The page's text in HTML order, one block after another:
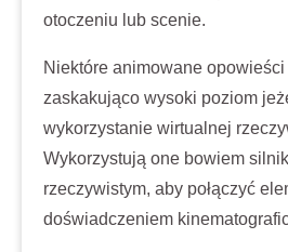
otoczeniu lub scenie.
Niektóre animowane
zaskakująco wysoki poziom
wykorzystanie wirtualnej
Wykorzystują one bowiem
rzeczywistym, aby połączyć
doświadczeniem